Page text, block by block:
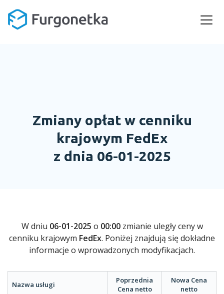
Zmiany opłat w cenniku
krajowym FedEx
z dnia 06-01-2025
W dniu 06-01-2025 o 00:00zmianie uległy ceny w
cenniku krajowym FedEx. Poniżej znajdują się dokładne
informacje o wprowadzonych modyfikacjach.
Nazwa usługi
Poprzednia
Cena netto
Nowa Cena
netto